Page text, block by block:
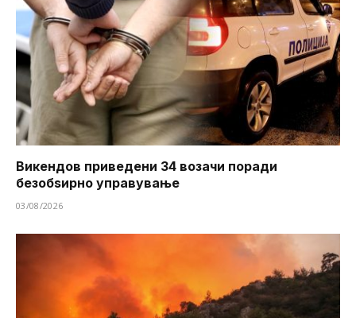
Викендов приведени 34 возачи поради
безобѕирно управување
03/08/2026